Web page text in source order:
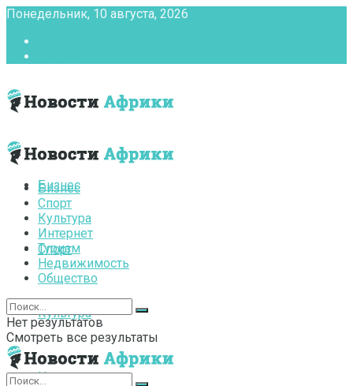
Понедельник, 10 августа, 2026
Бизнес
Спорт
Культура
Интернет
Бизнес
Спорт
Культура
Интернет
Туризм
Недвижимость
Общество
Нет результатов
Смотреть все результаты